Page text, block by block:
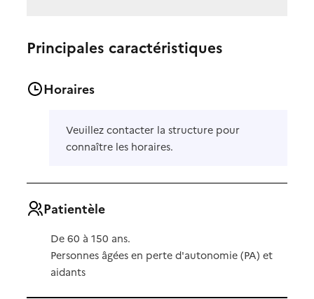
Principales caractéristiques
Horaires
Veuillez contacter la structure pour
connaître les horaires.
Patientèle
De 60 à 150 ans.
Personnes âgées en perte d'autonomie (PA) et
aidants